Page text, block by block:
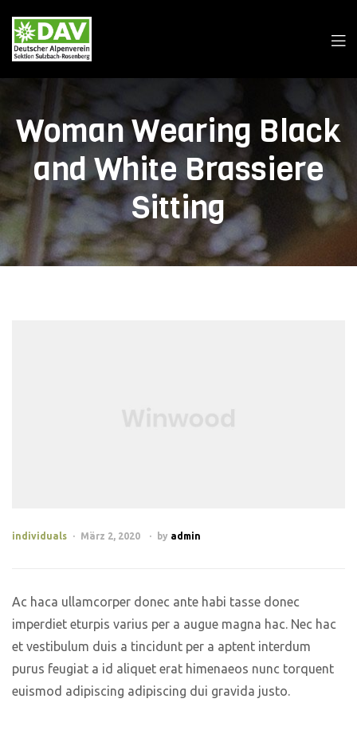
Woman Wearing Black
and White Brassiere
Sitting
individuals März 2, 2020 by admin
Ac haca ullamcorper donec ante habi tasse donec
imperdiet eturpis varius per a augue magna hac. Nec hac
et vestibulum duis a tincidunt per a aptent interdum
purus feugiat a id aliquet erat himenaeos nunc torquent
euismod adipiscing adipiscing dui gravida justo.